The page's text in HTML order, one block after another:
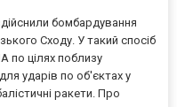
бомбардування
Сходу. У такий спосіб
по цілях поблизу
ударів по об'єктах у
ракети. Про